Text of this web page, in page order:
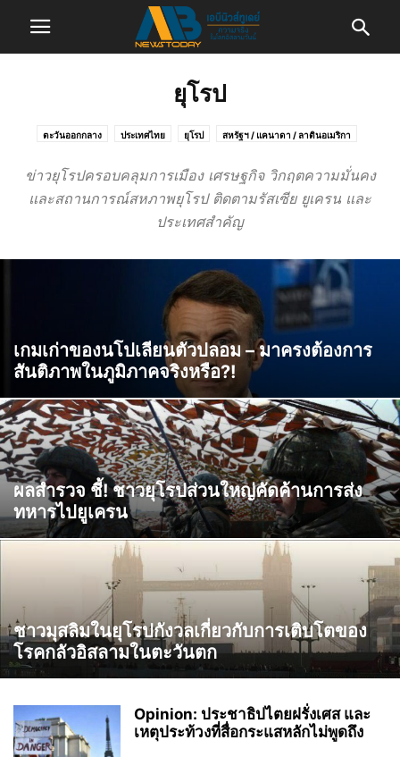
ยุโรป
ตะวันออกกลาง ประเทศไทย ยุโรป สหรัฐฯ / แคนาดา / ลาตินอเมริกา
ข่าวยุโรปครอบคลุมการเมือง เศรษฐกิจ วิกฤตความมั่นคง
และสถานการณ์สหภาพยุโรป ติดตามรัสเซีย ยูเครน และ
ประเทศสำคัญ
เกมเก่าของนโปเลียนตัวปลอม – มาครงต้องการ
สันติภาพในภูมิภาคจริงหรือ?!
ผลสำรวจ ชี้! ชาวยุโรปส่วนใหญ่คัดค้านการส่ง
ทหารไปยูเครน
ชาวมุสลิมในยุโรปกังวลเกี่ยวกับการเติบโตของ
โรคกลัวอิสลามในตะวันตก
Opinion: ประชาธิปไตยฝรั่งเศส และ
เหตุประท้วงที่สื่อกระแสหลักไม่พูดถึง